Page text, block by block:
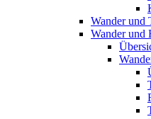
Wander und
Wander und